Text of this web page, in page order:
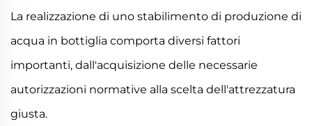
La realizzazione di uno stabilimento di produzione di
acqua in bottiglia comporta diversi fattori
importanti, dall'acquisizione delle necessarie
autorizzazioni normative alla scelta dell'attrezzatura
giusta.